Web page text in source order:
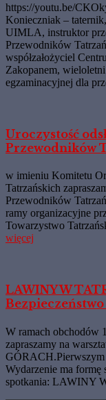
https://youtu.be/
Konieczniak –
UIMLA, instruktor
Przewodników
współzałożyciel
Zakopanem,
egzaminacyjnej dla
Uroczystość
Przewodników
w imieniu Komitetu
Tatrzańskich
Przewodników
ramy organizacyjne
Towarzystwo
więcej
LAWINY W
W ramach obchodów
zapraszamy na
GÓRACH.Pierwszym
Wydarzenie ma formę
spotkania: LAWINY